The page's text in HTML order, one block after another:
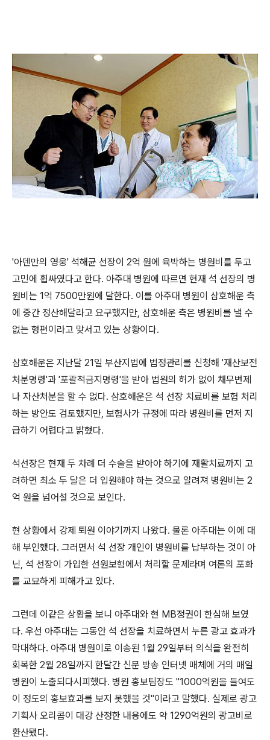
'아덴만의 영웅' 석해균 선장이 2억 원에 육박하는 병원비를 두고
고민에 휩싸였다고 한다. 아주대 병원에 따르면 현재 석 선장의 병
원비는 1억 7500만원에 달한다. 이를 아주대 병원이 삼호해운 측
에 중간 정산해달라고 요구했지만, 삼호해운 측은 병원비를 낼 수
없는 형편이라고 맞서고 있는 상황이다.
삼호해운은 지난달 21일 부산지법에 법정관리를 신청해 '재산보전
처분명령'과 '포괄적금지명령'을 받아 법원의 허가 없이 채무변제
나 자산처분을 할 수 없다. 삼호해운은 석 선장 치료비를 보험 처리
하는 방안도 검토했지만, 보험사가 규정에 따라 병원비를 먼저 지
급하기 어렵다고 밝혔다.
석선장은 현재 두 차례 더 수술을 받아야 하기에 재활치료까지 고
려하면 최소 두 달은 더 입원해야 하는 것으로 알려져 병원비는 2
억 원을 넘어설 것으로 보인다.
현 상황에서 강제 퇴원 이야기까지 나왔다. 물론 아주대는 이에 대
해 부인했다. 그러면서 석 선장 개인이 병원비를 납부하는 것이 아
닌, 석 선장이 가입한 선원보험에서 처리할 문제라며 여론의 포화
를 교묘하게 피해가고 있다.
그런데 이같은 상황을 보니 아주대와 현 MB정권이 한심해 보였
다. 우선 아주대는 그동안 석 선장을 치료하면서 누른 광고 효과가
막대하다. 아주대 병원이로 이송된 1월 29일부터 의식을 완전히
회복한 2월 28일까지 한달간 신문 방송 인터넷 매체에 거의 매일
병원이 노출되다시피했다. 병원 홍보팀장도 "1000억원을 들여도
이 정도의 홍보효과를 보지 못했을 것"이라고 말했다. 실제로 광고
기획사 오리콤이 대강 산정한 내용에도 약 1290억원의 광고비로
환산됐다.